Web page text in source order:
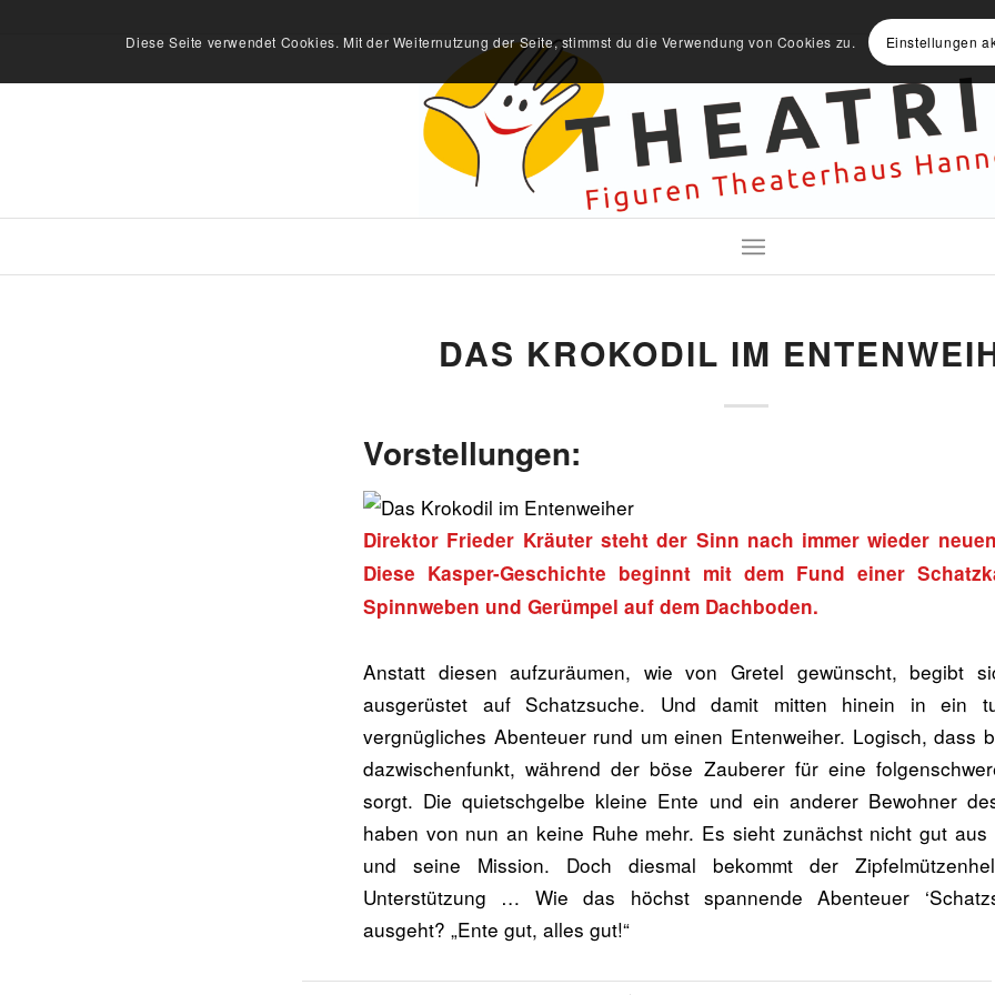
DAS KROKODIL IM
Vorstellungen:
Direktor Frieder Kräuter steht der Sinn nach immer wieder
Diese Kasper-Geschichte beginnt mit dem Fund einer
Spinnweben und Gerümpel auf dem Dachboden.
Anstatt diesen aufzuräumen, wie von Gretel gewünscht, begibt
ausgerüstet auf Schatzsuche. Und damit mitten hinein in ein
vergnügliches Abenteuer rund um einen Entenweiher. Logisch, dass
dazwischenfunkt, während der böse Zauberer für eine
sorgt. Die quietschgelbe kleine Ente und ein anderer Bewohner
haben von nun an keine Ruhe mehr. Es sieht zunächst nicht gut
und seine Mission. Doch diesmal bekommt der
Unterstützung … Wie das höchst spannende Abenteuer
ausgeht? „Ente gut, alles gut!“
Diese Seite verwendet Cookies. Mit der Weiternutzung der Seite, stimmst du die Verwendung von Cookies zu. Einstellungen